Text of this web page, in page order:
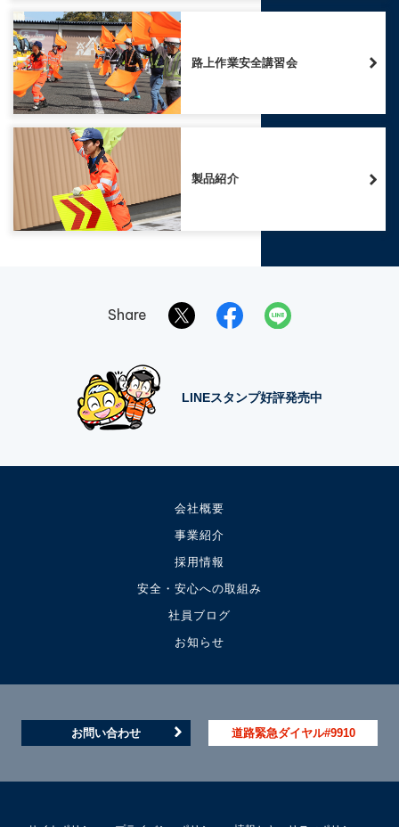
路上作業安全講習会
製品紹介
Share
LINEスタンプ好評発売中
会社概要
事業紹介
採用情報
安全・安心への取組み
社員ブログ
お知らせ
お問い合わせ 道路緊急ダイヤル#9910